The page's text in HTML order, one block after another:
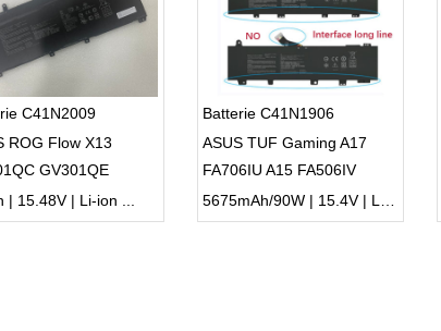
C41N2009
ROG Flow X13
GV301QE
| 15.48V | Li-ion ...
Batterie C41N1906
ASUS TUF Gaming A17
FA706IU A15 FA506IV
FX506LU